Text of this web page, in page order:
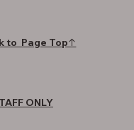
to Page Top↑
ONLY